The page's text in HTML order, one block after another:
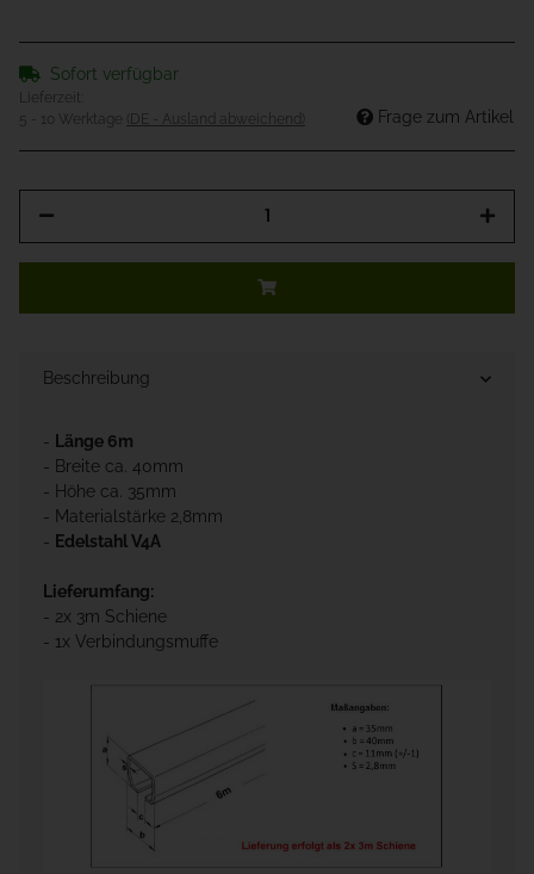
Sofort verfügbar
Lieferzeit:
5 - 10 Werktage
(DE - Ausland abweichend) Frage zum Artikel
Beschreibung
- Länge 6m
- Breite ca. 40mm
- Höhe ca. 35mm
- Materialstärke 2,8mm
- Edelstahl V4A
Lieferumfang:
- 2x 3m Schiene
- 1x Verbindungsmuffe